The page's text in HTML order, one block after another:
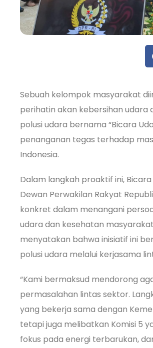
Sebuah kelompok masyarakat
perihatin akan kebersihan
polusi udara bernama “Bicara
penanganan tegas terhadap
Indonesia.
Dalam langkah proaktif ini,
Dewan Perwakilan Rakyat
konkret dalam menangani
udara dan kesehatan
menyatakan bahwa inisiatif ini
polusi udara melalui kerjasama
“Kami bermaksud mendorong
permasalahan lintas sektor.
yang bekerja sama dengan
tetapi juga melibatkan Komisi 5
fokus pada energi terbarukan,